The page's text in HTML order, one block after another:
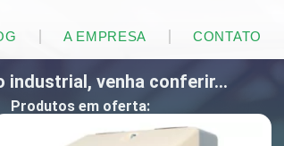
A EMPRESA CONTATO
industrial, venha conferir...
Produtos em oferta: